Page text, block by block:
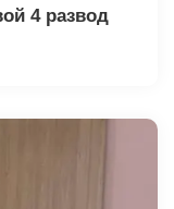
4 развод